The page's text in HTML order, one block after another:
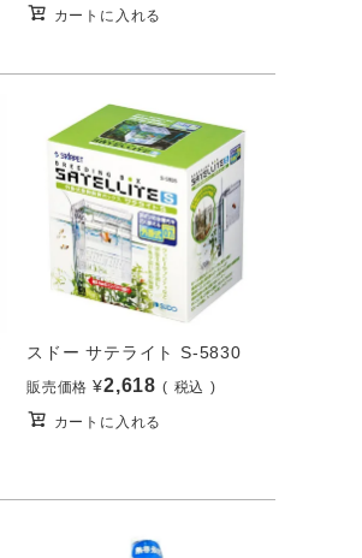
カートに入れる
スドー サテライト S-5830
販売価格 ¥2,618 税込
カートに入れる